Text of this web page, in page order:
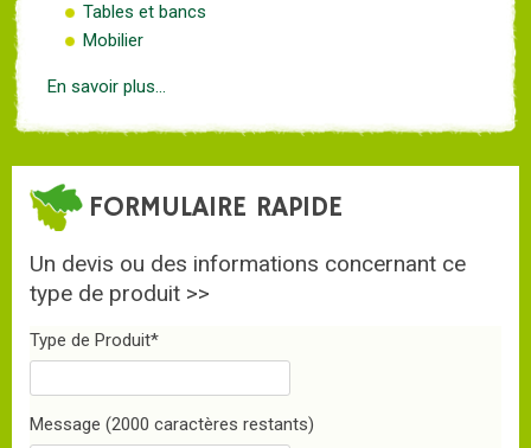
Tables et bancs
Mobilier
En savoir plus...
FORMULAIRE RAPIDE
Un devis ou des informations concernant ce
type de produit >>
Type de Produit*
Message (2000 caractères restants)